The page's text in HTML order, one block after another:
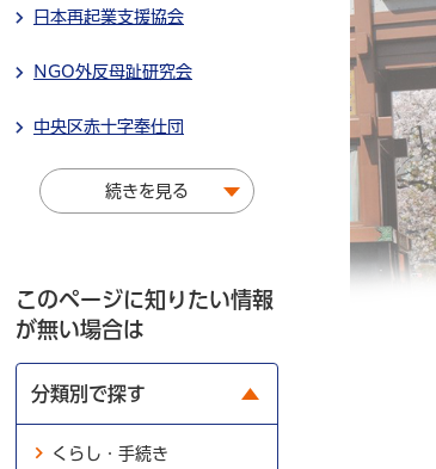
日本再起業支援協会
NGO外反母趾研究会
中央区赤十字奉仕団
続きを見る
このページに知りたい情報
が無い場合は
分類別で探す
くらし・手続き